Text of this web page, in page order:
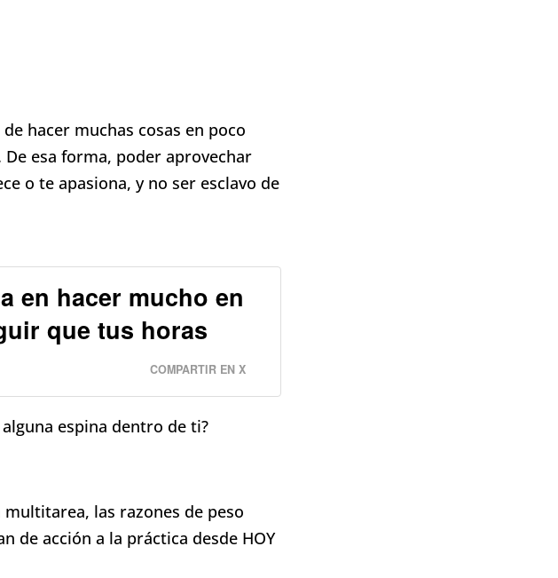
hacer muchas cosas en poco
esa forma, poder aprovechar
o te apasiona, y no ser esclavo de
en hacer mucho en
que tus horas
COMPARTIR EN X
espina dentro de ti?
las razones de peso
de acción a la práctica desde HOY